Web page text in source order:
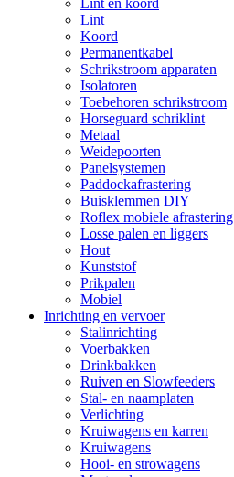
Lint en koord
Lint
Koord
Permanentkabel
Schrikstroom apparaten
Isolatoren
Toebehoren schrikstroom
Horseguard schriklint
Metaal
Weidepoorten
Panelsystemen
Paddockafrastering
Buisklemmen DIY
Roflex mobiele afrastering
Losse palen en liggers
Hout
Kunststof
Prikpalen
Mobiel
Inrichting en vervoer
Stalinrichting
Voerbakken
Drinkbakken
Ruiven en Slowfeeders
Stal- en naamplaten
Verlichting
Kruiwagens en karren
Kruiwagens
Hooi- en strowagens